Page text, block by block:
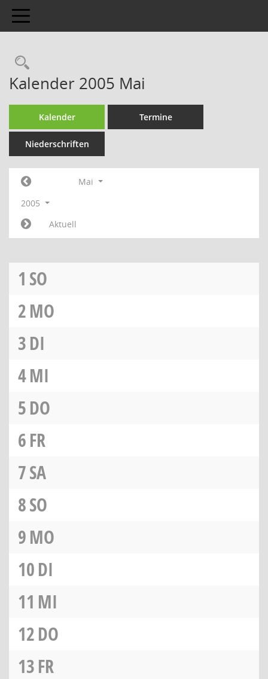
Toggle navigation
Kalender 2005 Mai
Kalender Termine
Niederschriften
Mai
2005
Aktuell
1 SO
2MO
3DI
4MI
5DO
6FR
7SA
8SO
9MO
10DI
11 MI
12DO
13FR